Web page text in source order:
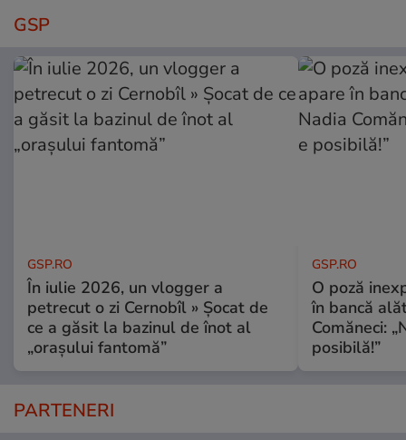
GSP
GSP.RO
În iulie 2026, un vlogger a
petrecut o zi Cernobîl » Șocat de
ce a găsit la bazinul de înot al
„orașului fantomă”
GSP.RO
O poză
în bancă
Comăneci:
posibilă!”
PARTENERI